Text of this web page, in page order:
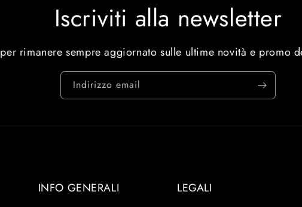
Iscriviti alla newsletter
per rimanere sempre aggiornato sulle ultime novità e promo
Indirizzo email
INFO GENERALI LEGALI